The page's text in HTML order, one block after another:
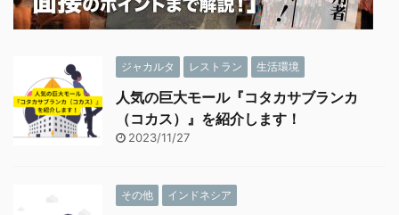
ジャカルタ レストラン 生活環境
人気の巨大モール『コタカサブランカ
（コカス）』を紹介します！
2023/11/27
その他 インドネシア